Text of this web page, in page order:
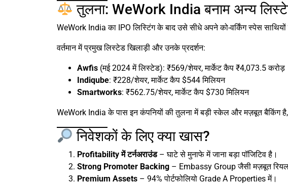
तुलना: WeWork India बनाम अन्य
WeWork India का IPO लिस्टिंग के बाद उसे सीधे अपने को-वर्किंग स्पेस
वर्तमान में प्रमुख लिस्टेड खिलाड़ी और उनके प्रदर्शन:
Awfis (मई 2024 में लिस्टेड): ₹569/शेयर, मार्केट कैप ₹4,073.5 करोड़
Indiqube: ₹228/शेयर, मार्केट कैप $544 मिलियन
Smartworks: ₹562.75/शेयर, मार्केट कैप $730 मिलियन
WeWork India के पास इन कंपनियों की तुलना में बड़ी स्केल और मज़बूत बैकिंग
निवेशकों के लिए क्या खास?
Profitability में टर्नअराउंड– घाटे से मुनाफे में जाना बड़ा पॉजिटिव है।
Strong Promoter Backing – Embassy Group जैसी मज़बूत
Premium Assets – 94% पोर्टफोलियो Grade A Properties में।